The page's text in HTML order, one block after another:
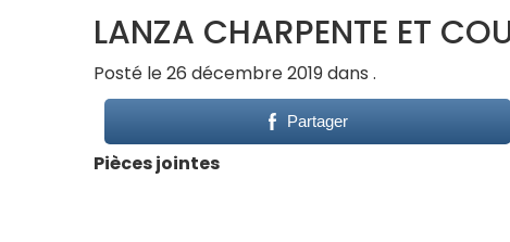
LANZA CHARPENTE ET
Posté le 26 décembre 2019 dans .
Partager
Pièces jointes